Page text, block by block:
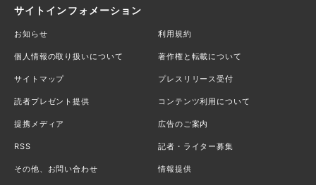
サイトインフォメーション
お知らせ 利用規約
個人情報の取り扱いについて 著作権と転載について
サイトマップ プレスリリース受付
読者プレゼント提供 コンテンツ利用について
提携メディア 広告のご案内
RSS 記者・ライター募集
その他、お問い合わせ 情報提供